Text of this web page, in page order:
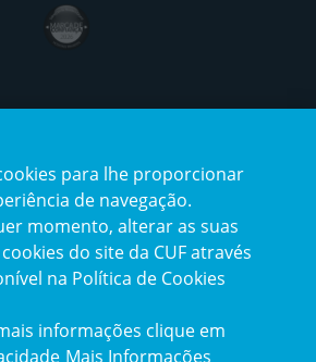
award4
certification3
Reclamações
para lhe proporcionar
de navegação.
momento, alterar as suas
do site da CUF através
na Política de Cookies
informações clique em
Mais Informações